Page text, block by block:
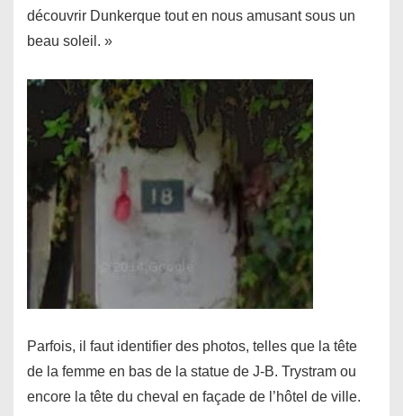
découvrir Dunkerque tout en nous amusant sous un
beau soleil. »
Parfois, il faut identifier des photos, telles que la tête
de la femme en bas de la statue de J-B. Trystram ou
encore la tête du cheval en façade de l’hôtel de ville.